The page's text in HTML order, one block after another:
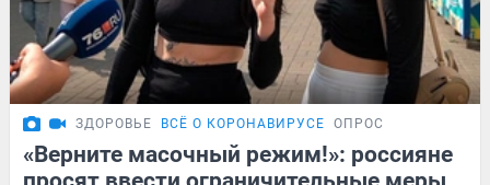
ЗДОРОВЬЕ ВСЁ О КОРОНАВИРУСЕ ОПРОС
«Верните масочный режим!»: россияне